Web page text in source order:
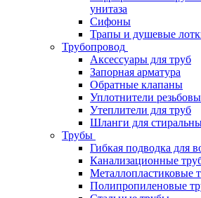
унитаза
Сифоны
Трапы и душевые
Трубопровод
Аксессуары для труб
Запорная арматура
Обратные клапаны
Уплотнители
Утеплители для труб
Шланги для
Трубы
Гибкая подводка для
Канализационные
Металлопластиковые
Полипропиленовые